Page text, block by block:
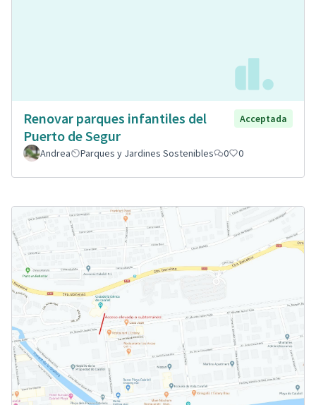
Renovar parques infantiles del
Puerto de Segur
Acceptada
Andrea Parques y Jardines Sostenibles 0 0